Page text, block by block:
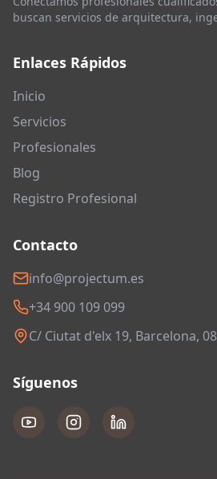
buscan servicios de arquitectura,
Enlaces Rápidos
Inicio
Servicios
Profesionales
Blog
Registro Profesional
Contacto
info@projectum.es
+34 900 109 099
C/ Ciutat d'elx 19, Barcelona,
Síguenos